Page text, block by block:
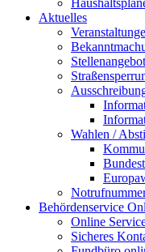
Aktuelles
Wahlen /
Behördenservice
Online
Sicheres